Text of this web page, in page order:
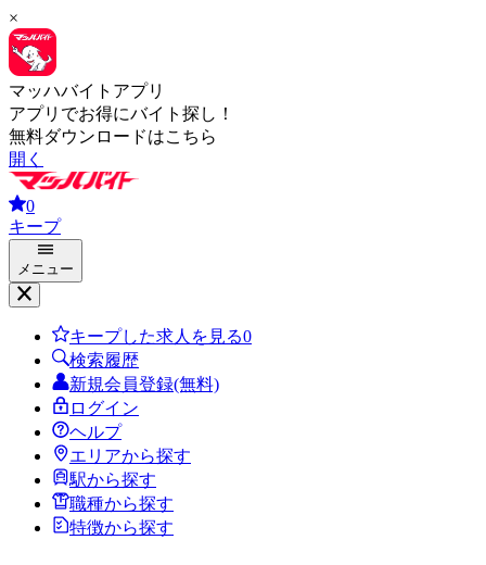
×
マッハバイトアプリ
アプリでお得にバイト探し！
無料ダウンロードはこちら
開く
0
キープ
メニュー
キープした求人を見る0
検索履歴
新規会員登録(無料)
ログイン
ヘルプ
エリアから探す
駅から探す
職種から探す
特徴から探す